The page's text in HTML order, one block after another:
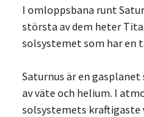
I omloppsbana runt
största av dem heter
solsystemet som har en
Saturnus är en
av väte och helium. I
solsystemets kraftigaste